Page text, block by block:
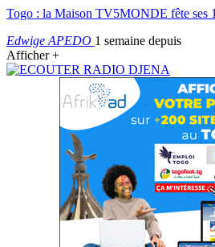
Togo : la Maison TV5MONDE fête ses
Edwige APEDO 1 semaine depuis
Afficher +